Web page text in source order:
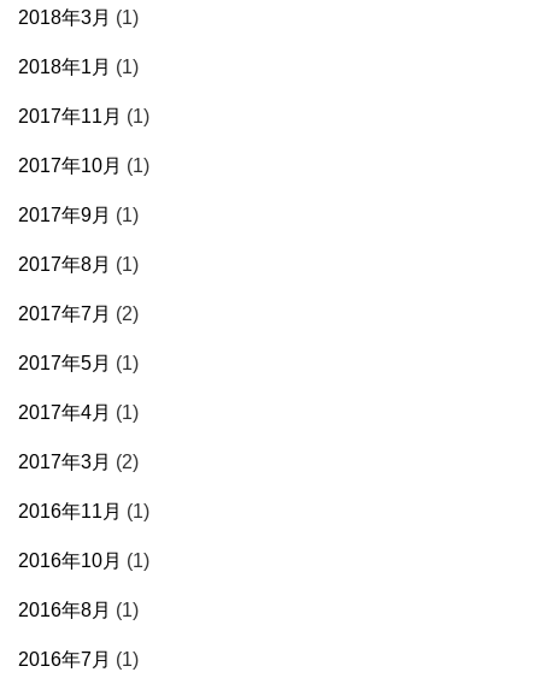
2018年3月 (1)
2018年1月 (1)
2017年11月 (1)
2017年10月 (1)
2017年9月 (1)
2017年8月 (1)
2017年7月 (2)
2017年5月 (1)
2017年4月 (1)
2017年3月 (2)
2016年11月 (1)
2016年10月 (1)
2016年8月 (1)
2016年7月 (1)